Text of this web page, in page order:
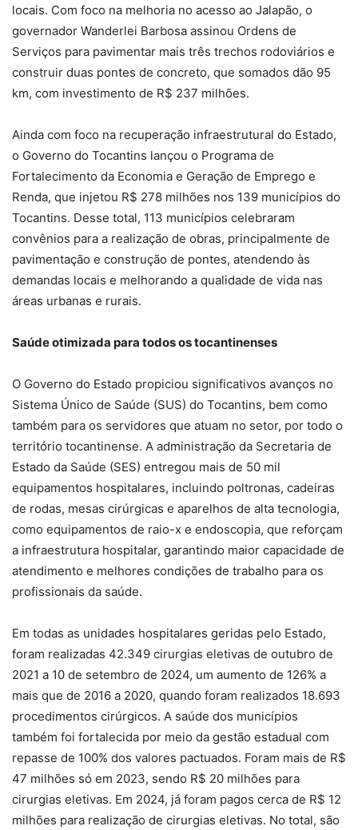
locais. Com foco na melhoria no acesso ao Jalapão, o
governador Wanderlei Barbosa assinou Ordens de
Serviços para pavimentar mais três trechos rodoviários e
construir duas pontes de concreto, que somados dão 95
km, com investimento de R$ 237 milhões.
Ainda com foco na recuperação infraestrutural do Estado,
o Governo do Tocantins lançou o Programa de
Fortalecimento da Economia e Geração de Emprego e
Renda, que injetou R$ 278 milhões nos 139 municípios do
Tocantins. Desse total, 113 municípios celebraram
convênios para a realização de obras, principalmente de
pavimentação e construção de pontes, atendendo às
demandas locais e melhorando a qualidade de vida nas
áreas urbanas e rurais.
Saúde otimizada para todos os tocantinenses
O Governo do Estado propiciou significativos avanços no
Sistema Único de Saúde (SUS) do Tocantins, bem como
também para os servidores que atuam no setor, por todo o
território tocantinense. A administração da Secretaria de
Estado da Saúde (SES) entregou mais de 50 mil
equipamentos hospitalares, incluindo poltronas, cadeiras
de rodas, mesas cirúrgicas e aparelhos de alta tecnologia,
como equipamentos de raio-x e endoscopia, que reforçam
a infraestrutura hospitalar, garantindo maior capacidade de
atendimento e melhores condições de trabalho para os
profissionais da saúde.
Em todas as unidades hospitalares geridas pelo Estado,
foram realizadas 42.349 cirurgias eletivas de outubro de
2021 a 10 de setembro de 2024, um aumento de 126% a
mais que de 2016 a 2020, quando foram realizados 18.693
procedimentos cirúrgicos. A saúde dos municípios
também foi fortalecida por meio da gestão estadual com
repasse de 100% dos valores pactuados. Foram mais de R$
47 milhões só em 2023, sendo R$ 20 milhões para
cirurgias eletivas. Em 2024, já foram pagos cerca de R$ 12
milhões para realização de cirurgias eletivas. No total, são